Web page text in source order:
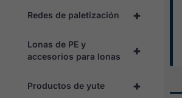
+
Redes de paletización
+
Lonas de PE y
accesorios para lonas
+
Productos de yute